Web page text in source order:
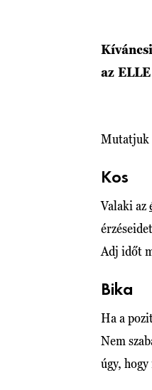
az
Mutatjuk
Kos
Valaki az
Adj időt
Bika
Ha a
Nem
úgy,